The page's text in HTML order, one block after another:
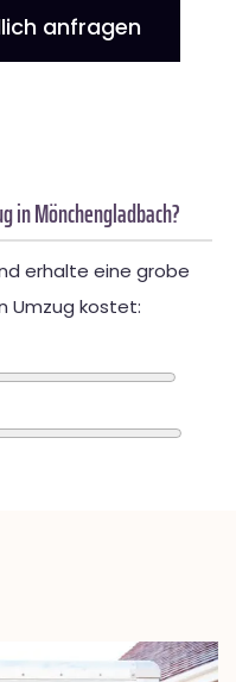
anfragen
in Mönchengladbach?
erhalte eine grobe
Umzug kostet: